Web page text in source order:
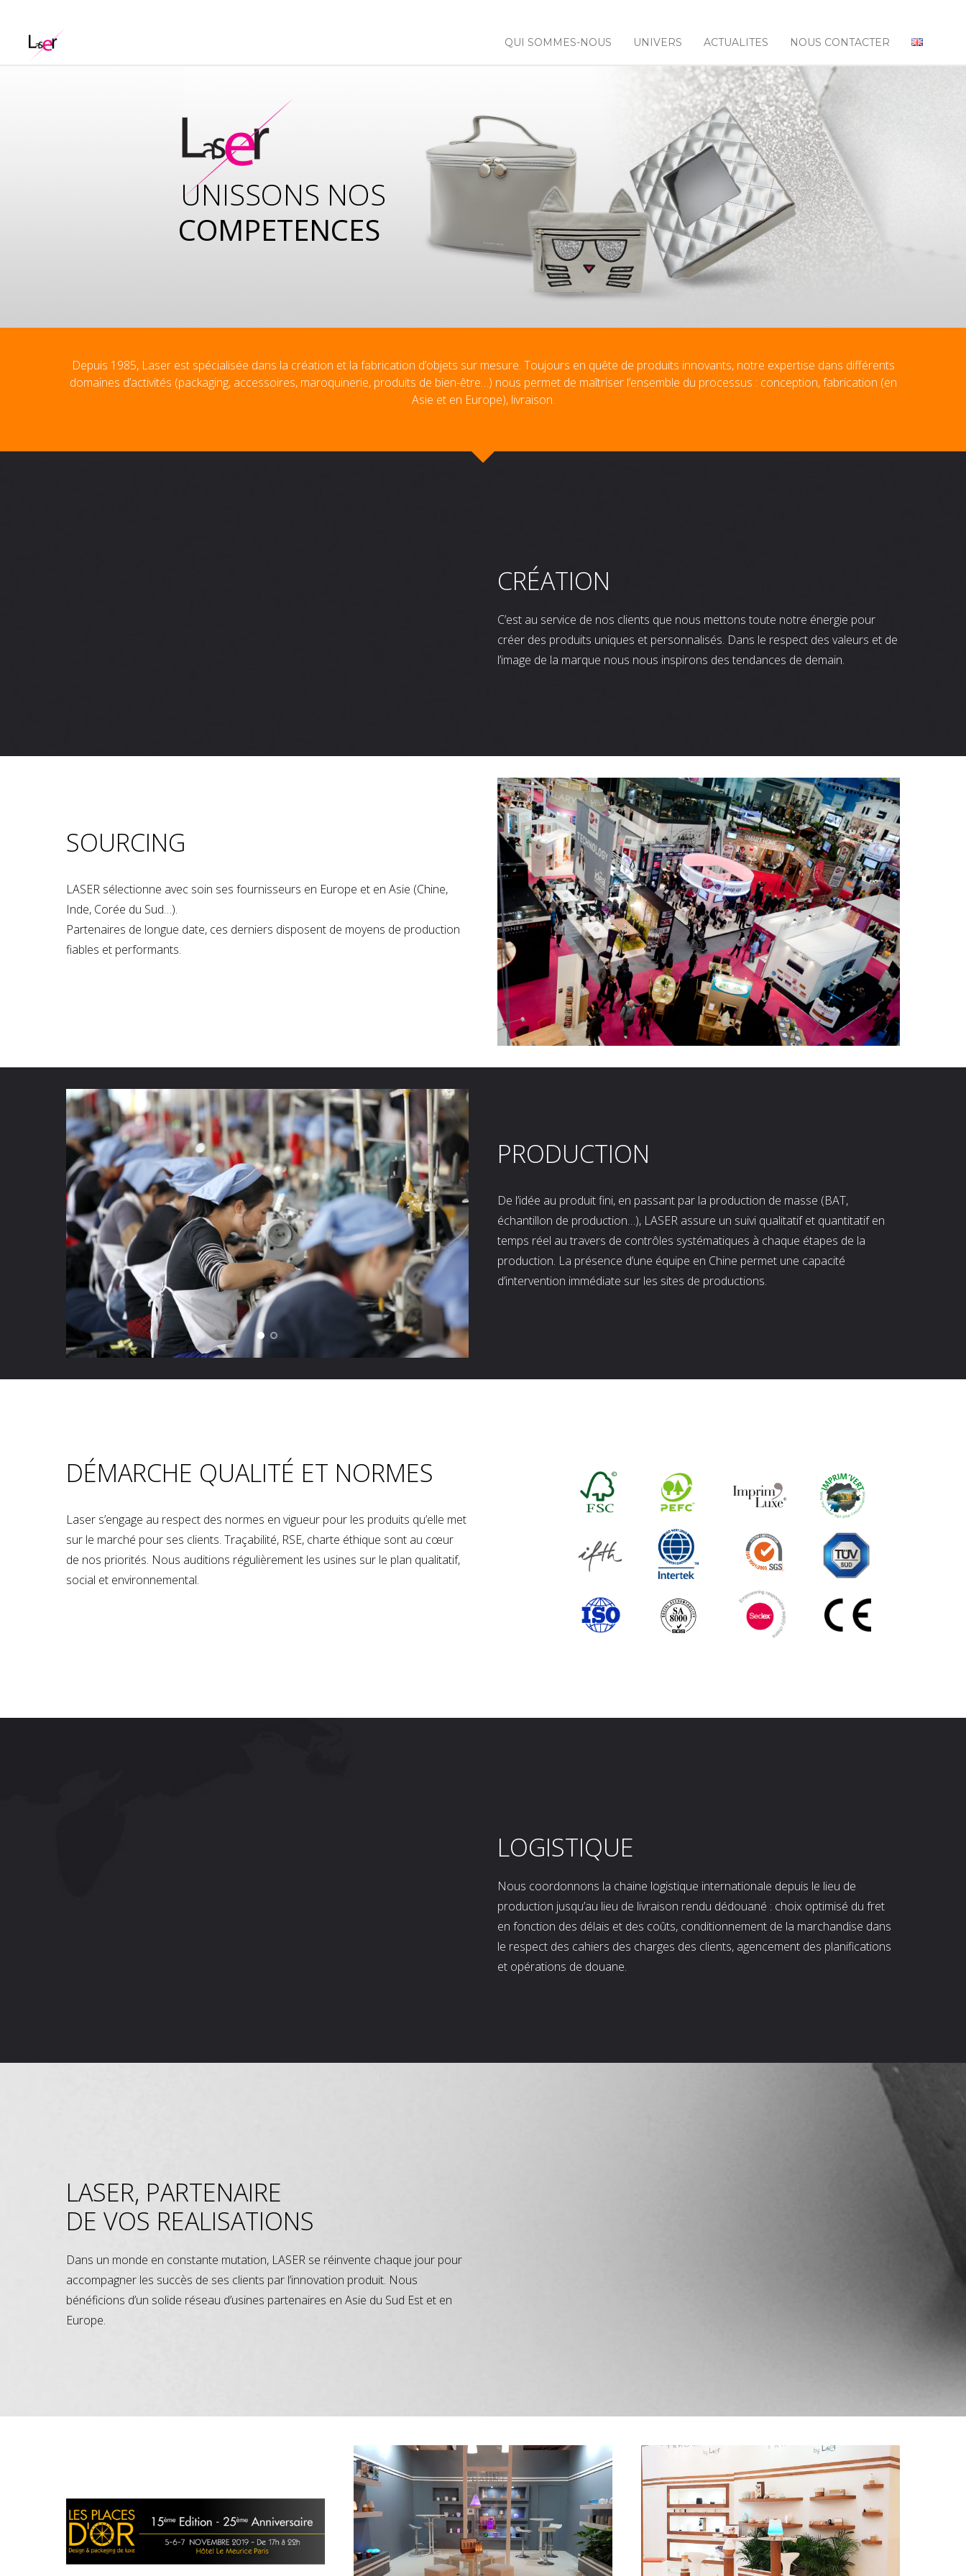
QUI SOMMES-NOUS UNIVERS ACTUALITES NOUS CONTACTER
COMPETENCES
UNISSONS NOS
Depuis 1985, Laser est spécialisée dans la création et la fabrication d’objets sur mesure. Toujours en quête de produits innovants, notre expertise dans différents
domaines d’activités (packaging, accessoires, maroquinerie, produits de bien-être…) nous permet de maîtriser l’ensemble du processus : conception, fabrication (en
Asie et en Europe), livraison.
CRÉATION
C’est au service de nos clients que nous mettons toute notre énergie pour
créer des produits uniques et personnalisés. Dans le respect des valeurs et de
l’image de la marque nous nous inspirons des tendances de demain.
SOURCING
LASER sélectionne avec soin ses fournisseurs en Europe et en Asie (Chine,
Inde, Corée du Sud…).
Partenaires de longue date, ces derniers disposent de moyens de production
fiables et performants.
PRODUCTION
De l’idée au produit fini, en passant par la production de masse (BAT,
échantillon de production…), LASER assure un suivi qualitatif et quantitatif en
temps réel au travers de contrôles systématiques à chaque étapes de la
production. La présence d’une équipe en Chine permet une capacité
d’intervention immédiate sur les sites de productions.
DÉMARCHE QUALITÉ ET NORMES
Laser s’engage au respect des normes en vigueur pour les produits qu’elle met
sur le marché pour ses clients. Traçabilité, RSE, charte éthique sont au cœur
de nos priorités. Nous auditions régulièrement les usines sur le plan qualitatif,
social et environnemental.
LOGISTIQUE
Nous coordonnons la chaine logistique internationale depuis le lieu de
production jusqu’au lieu de livraison rendu dédouané : choix optimisé du fret
en fonction des délais et des coûts, conditionnement de la marchandise dans
le respect des cahiers des charges des clients, agencement des planifications
et opérations de douane.
LASER, PARTENAIRE
DE VOS REALISATIONS
Dans un monde en constante mutation, LASER se réinvente chaque jour pour
accompagner les succès de ses clients par l’innovation produit. Nous
bénéficions d’un solide réseau d’usines partenaires en Asie du Sud Est et en
Europe.